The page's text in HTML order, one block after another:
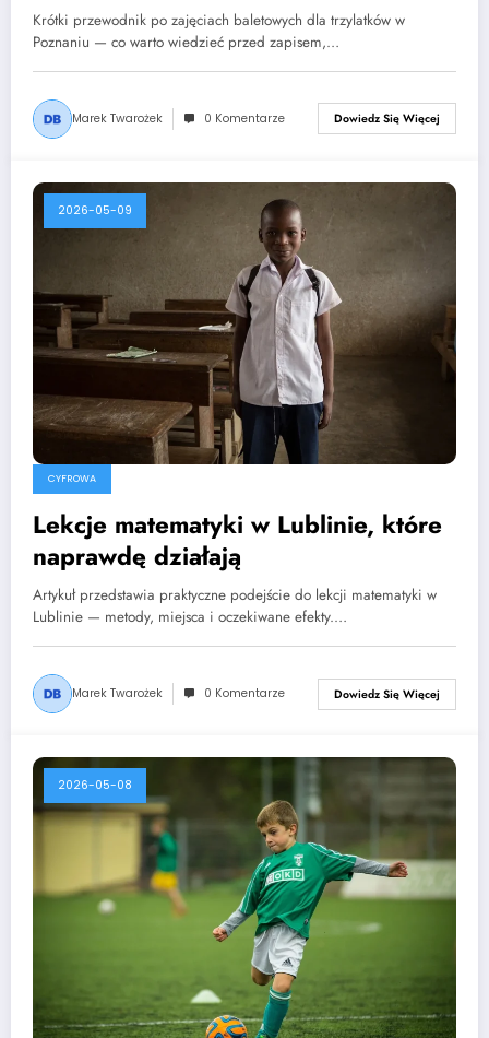
Krótki przewodnik po zajęciach baletowych dla trzylatków w
Poznaniu — co warto wiedzieć przed zapisem,…
Marek Twarożek 0 Komentarze Dowiedz Się Więcej
2026-05-09
CYFROWA
Lekcje matematyki w Lublinie, które
naprawdę działają
Artykuł przedstawia praktyczne podejście do lekcji matematyki w
Lublinie — metody, miejsca i oczekiwane efekty.…
Marek Twarożek 0 Komentarze Dowiedz Się Więcej
2026-05-08